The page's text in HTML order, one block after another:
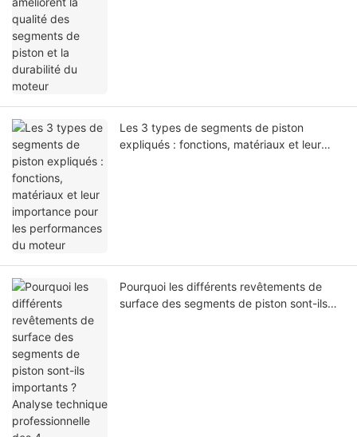
Les 3 types de segments de piston
expliqués : fonctions, matériaux et leur
Pourquoi les différents revêtements de
surface des segments de piston sont-ils